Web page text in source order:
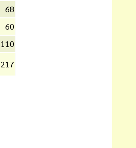
68
60
110
217